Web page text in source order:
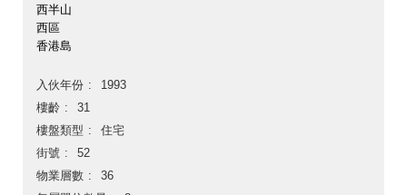
西半山
西區
香港島
入伙年份
1993
樓齡
31
樓盤類型
住宅
街號
52
物業層數
36